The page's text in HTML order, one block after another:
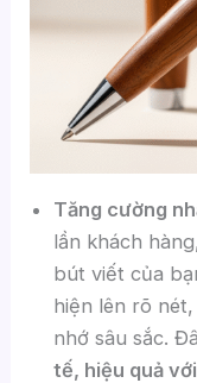
Tăng cường
lần khách
bút viết của
hiện lên rõ
nhớ sâu sắc.
tế, hiệu quả